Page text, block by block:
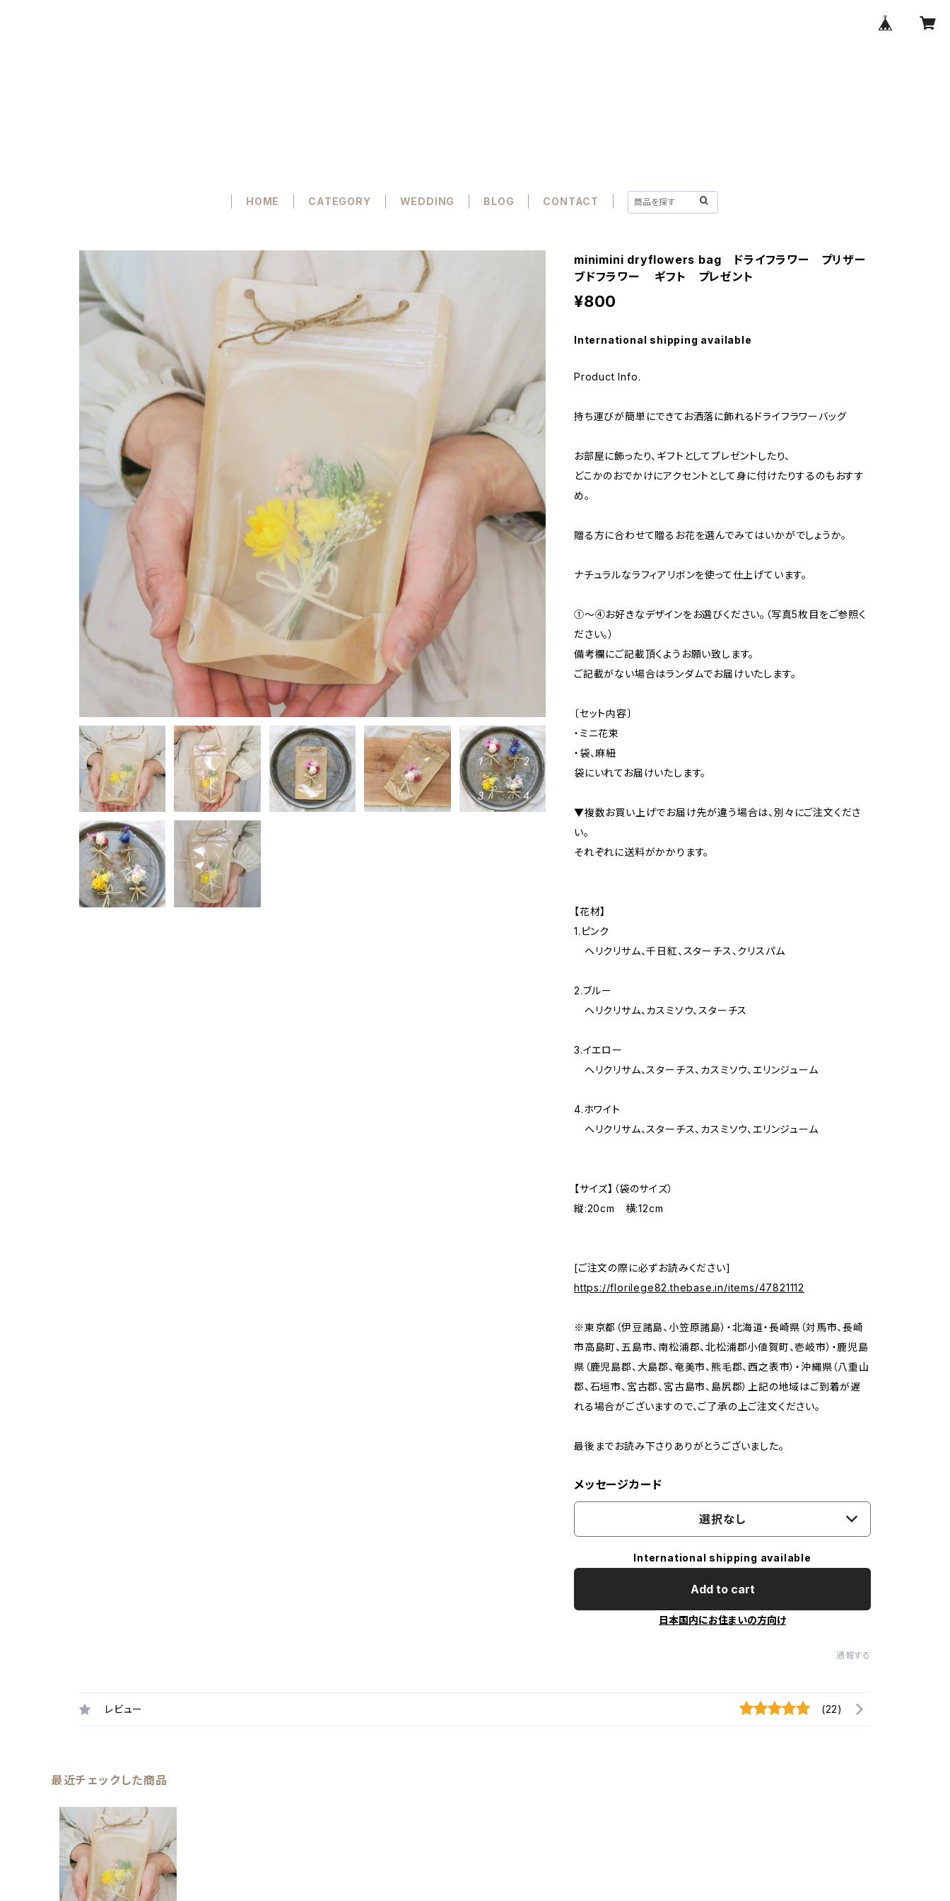
HOME CATEGORY WEDDING BLOG CONTACT
minimini dryflowers bag ドライフラワー プリザー
ブドフラワー ギフト プレゼント
¥800
International shipping available
Product Info.
持ち運びが簡単にできてお洒落に飾れるドライフラワーバッグ
お部屋に飾ったり、ギフトとしてプレゼントしたり、
どこかのおでかけにアクセントとして身に付けたりするのもおすす
め。
贈る方に合わせて贈るお花を選んでみてはいかがでしょうか。
ナチュラルなラフィアリボンを使って仕上げています。
①～④お好きなデザインをお選びください。（写真5枚目をご参照く
ださい。）
備考欄にご記載頂くようお願い致します。
ご記載がない場合はランダムでお届けいたします。
〔セット内容〕
・ミニ花束
・袋、麻紐
袋にいれてお届けいたします。
▼複数お買い上げでお届け先が違う場合は、別々にご注文くださ
い。
それぞれに送料がかかります。
【花材】
1.ピンク
ヘリクリサム、千日紅、スターチス、クリスパム
2.ブルー
ヘリクリサム、カスミソウ、スターチス
3.イエロー
ヘリクリサム、スターチス、カスミソウ、エリンジューム
4.ホワイト
ヘリクリサム、スターチス、カスミソウ、エリンジューム
【サイズ】（袋のサイズ）
縦:20cm 横:12cm
[ご注文の際に必ずお読みください]
https://florilege82.thebase.in/items/47821112
※東京都（伊豆諸島、小笠原諸島）・北海道・長崎県（対馬市、長崎
市高島町、五島市、南松浦郡、北松浦郡小値賀町、壱岐市）・鹿児島
県（鹿児島郡、大島郡、奄美市、熊毛郡、西之表市）・沖縄県（八重山
郡、石垣市、宮古郡、宮古島市、島尻郡）上記の地域はご到着が遅
れる場合がございますので、ご了承の上ご注文ください。
最後までお読み下さりありがとうございました。
メッセージカード
選択なし
International shipping available
Add to cart
日本国内にお住まいの方向け
通報する
レビュー (22)
最近チェックした商品